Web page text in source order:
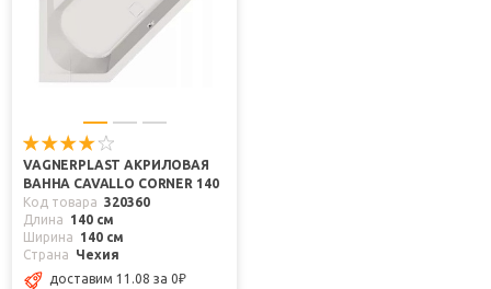
VAGNERPLAST АКРИЛОВАЯ
ВАННА CAVALLO CORNER 140
Код товара 320360
Длина
140 см
Ширина
140 см
Страна
Чехия
доставим 11.08 за 0₽